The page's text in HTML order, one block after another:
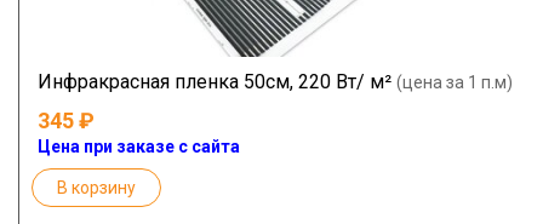
Инфракрасная пленка 50см, 220 Вт/ м² (цена за 1 п.м)
345
Цена при заказе с сайта
В корзину